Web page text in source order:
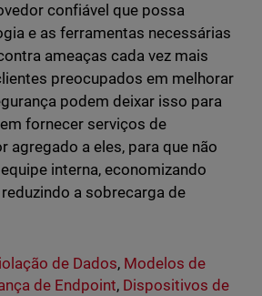
confiável que possa
e as ferramentas necessárias
ameaças cada vez mais
preocupados em melhorar
podem deixar isso para
fornecer serviços de
agregado a eles, para que não
interna, economizando
a sobrecarga de
de Dados, Modelos de
de Endpoint, Dispositivos de